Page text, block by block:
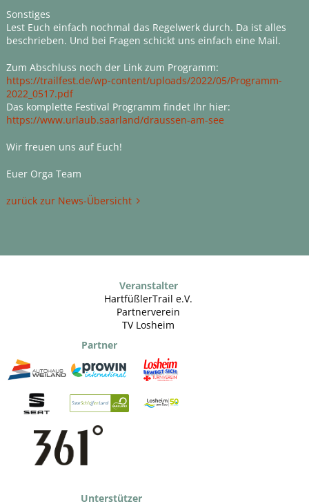
Sonstiges
Lest Euch einfach nochmal das Regelwerk durch. Da ist alles
beschrieben. Und bei Fragen schickt uns einfach eine Mail.
Zum Abschluss noch der Link zum Programm:
https://trailfest.de/wp-content/uploads/2022/05/Programm-
2022_0517.pdf
Das komplette Festival Programm findet Ihr hier:
https://www.urlaub.saarland/draussen-am-see
Wir freuen uns auf Euch!
Euer Orga Team
zurück zur News-Übersicht
Veranstalter
HartfüßlerTrail e.V.
Partnerverein
TV Losheim
Partner
Unterstützer